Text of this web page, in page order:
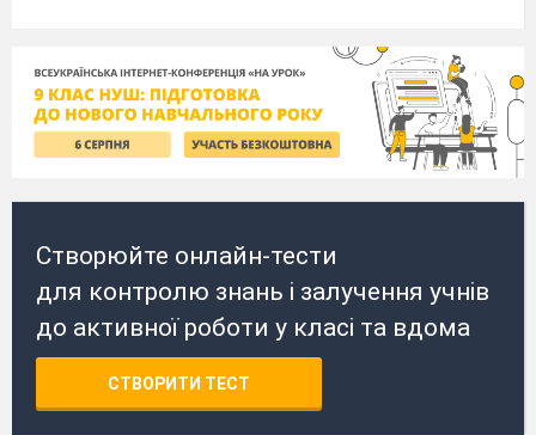
Створюйте онлайн-тести
для контролю знань і залучення учнів
до активної роботи у класі та вдома
СТВОРИТИ ТЕСТ